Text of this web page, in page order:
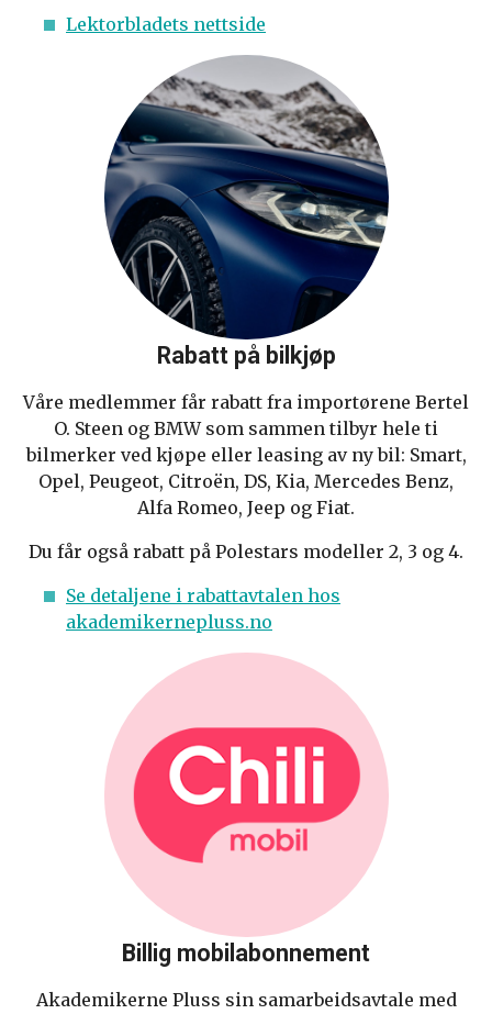
Lektorbladets nettside
Rabatt på bilkjøp
Våre medlemmer får rabatt fra importørene Bertel
O. Steen og BMW som sammen tilbyr hele ti
bilmerker ved kjøpe eller leasing av ny bil: Smart,
Opel, Peugeot, Citroën, DS, Kia, Mercedes Benz,
Alfa Romeo, Jeep og Fiat.
Du får også rabatt på Polestars modeller 2, 3 og 4.
Se detaljene i rabattavtalen hos
akademikernepluss.no
Billig mobilabonnement
Akademikerne Pluss sin samarbeidsavtale med